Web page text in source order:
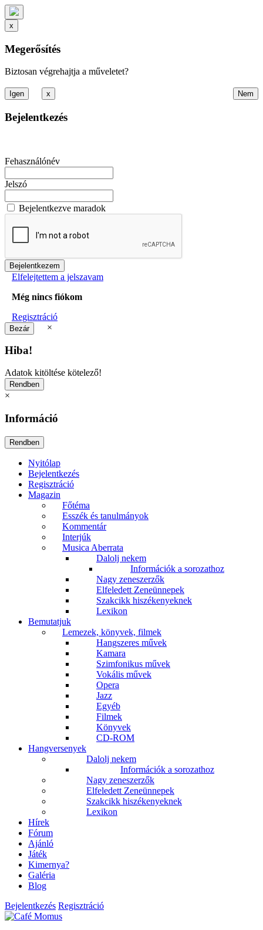
x
Megerősítés
Biztosan végrehajtja a műveletet?
x
Bejelentkezés
Fehasználónév
Jelszó
Bejelentkezve maradok
Elfelejtettem a jelszavam
Még nincs fiókom
Regisztráció
×
Hiba!
Adatok kitöltése kötelező!
×
Információ
Nyitólap
Bejelentkezés
Regisztráció
Magazin
Főtéma
Esszék és tanulmányok
Kommentár
Interjúk
Musica Aberrata
Dalolj nekem
Információk a sorozathoz
Nagy zeneszerzők
Elfeledett Zeneünnepek
Szakcikk hiszékenyeknek
Lexikon
Bemutatjuk
Lemezek, könyvek, filmek
Hangszeres művek
Kamara
Szimfonikus művek
Vokális művek
Opera
Jazz
Egyéb
Filmek
Könyvek
CD-ROM
Hangversenyek
Dalolj nekem
Információk a sorozathoz
Nagy zeneszerzők
Elfeledett Zeneünnepek
Szakcikk hiszékenyeknek
Lexikon
Hírek
Fórum
Ajánló
Játék
Kimernya?
Galéria
Blog
Bejelentkezés Regisztráció